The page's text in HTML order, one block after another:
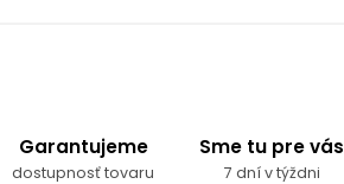
Garantujeme
dostupnosť tovaru
Sme tu pre vás
7 dní v týždni